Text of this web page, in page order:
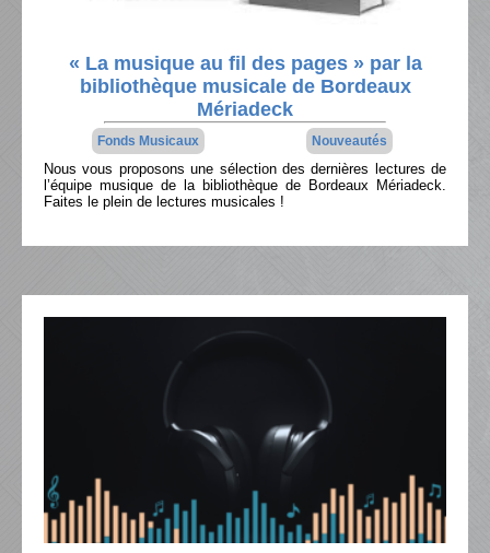
« La musique au fil des pages » par la
bibliothèque musicale de Bordeaux
Mériadeck
Fonds Musicaux Nouveautés
Nous vous proposons une sélection des dernières lectures de
l’équipe musique de la bibliothèque de Bordeaux Mériadeck.
Faites le plein de lectures musicales !